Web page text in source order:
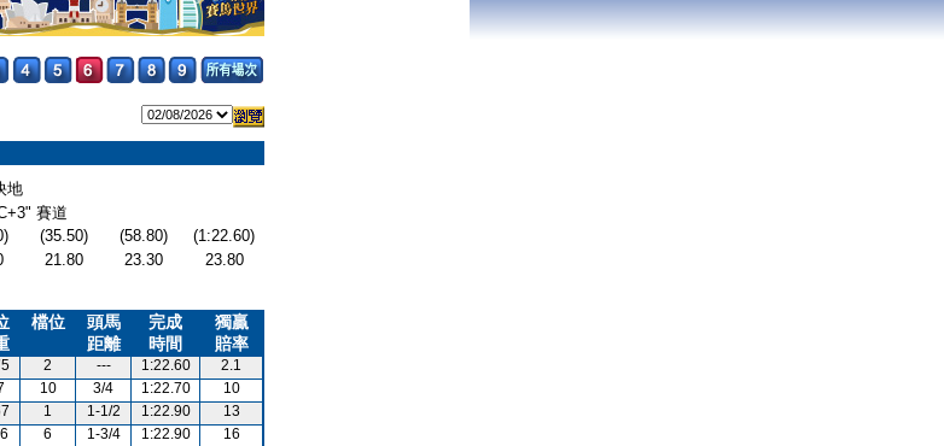
地
賽道
(35.50) (58.80)
(1:22.60)
21.80 23.30
23.80
檔位
頭馬
距離
完成
時間
獨贏
賠率
2 --- 1:22.60
2.1
10 3/4 1:22.70
10
1 1-1/2 1:22.90
13
6 1-3/4 1:22.90
16